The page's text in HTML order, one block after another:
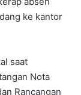
ke kantor
saat
Nota
Rancangan